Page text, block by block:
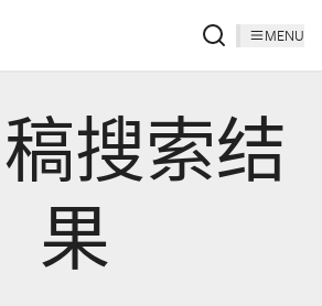
MENU
搜索结
果